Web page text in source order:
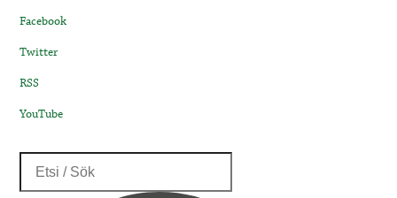
Facebook
Twitter
RSS
YouTube